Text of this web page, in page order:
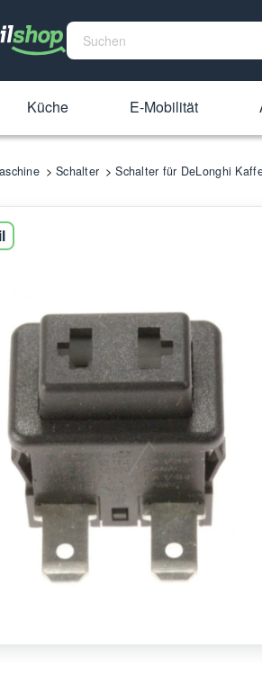
Küche E-Mobilität
Schalter Schalter für DeLonghi